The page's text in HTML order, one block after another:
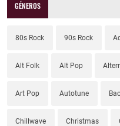
GÉNEROS
80s Rock 90s Rock
Alt Folk Alt Pop
Art Pop Autotune
Chillwave Christmas